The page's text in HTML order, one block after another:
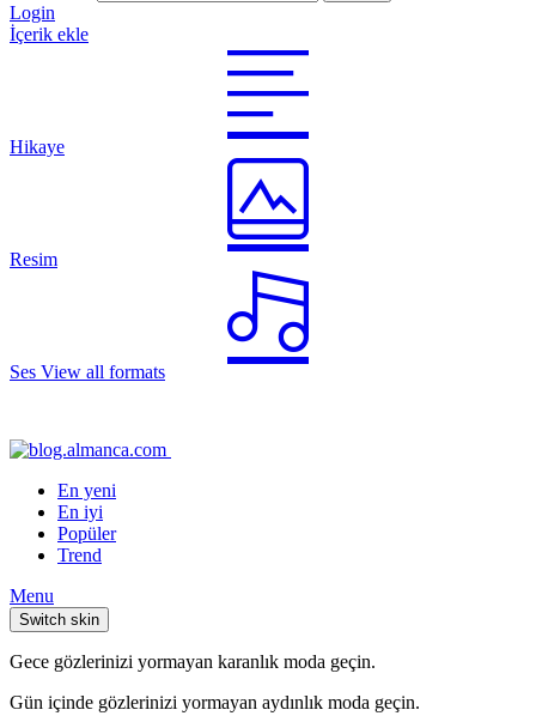
Login
İçerik ekle
Hikaye
Resim
Ses View all formats
En yeni
En iyi
Popüler
Trend
Menu
Switch skin
Gece gözlerinizi yormayan karanlık moda geçin.
Gün içinde gözlerinizi yormayan aydınlık moda geçin.